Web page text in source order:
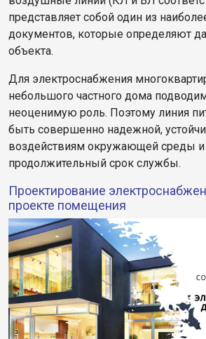
представляет собой один из
документов, которые определяют
объекта.
Для электроснабжения
небольшого частного дома
неоценимую роль. Поэтому линия
быть совершенно надежной,
воздействиям окружающей среды и
продолжительный срок службы.
Проектирование
проекте помещения